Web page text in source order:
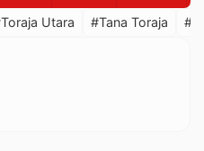
Utara #Tana Toraja